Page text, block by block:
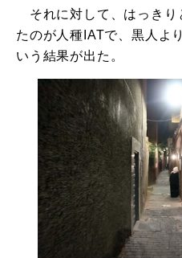
それに対して、はっきり
たのが人種IATで、黒人よ
いう結果が出た。